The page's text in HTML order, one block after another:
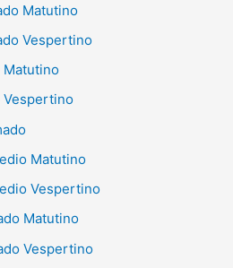
Matutino
Vespertino
Matutino
Vespertino
Matutino
Vespertino
Matutino
Vespertino